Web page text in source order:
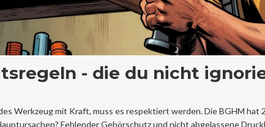
- die du nicht
Werkzeug mit Kraft, muss es respektiert werden. Die BGHM hat
Fehlender Gehörschutz und nicht abgelassene